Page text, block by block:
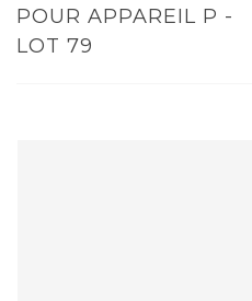
POUR APPAREIL P -
LOT 79